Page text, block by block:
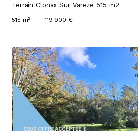
Terrain Clonas Sur Vareze 515 m2
515 m² - 119 900 €
voir le bien